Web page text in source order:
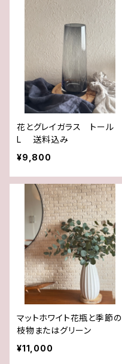
花とグレイガラス トール
L 送料込み
¥9,800
マットホワイト花瓶と季節の
枝物またはグリーン
¥11,000